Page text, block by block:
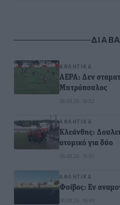
ΑΘΛΗΤΙΚΆ
ΑΕΡΑ: Δεν
Μητρόπουλος
06.08.26 · 16:52
ΑΘΛΗΤΙΚΆ
Κλεάνθης:
ατομικό για δύο
06.08.26 · 16:50
ΑΘΛΗΤΙΚΆ
Φοίβος: Εν
06.08.26 · 16:49